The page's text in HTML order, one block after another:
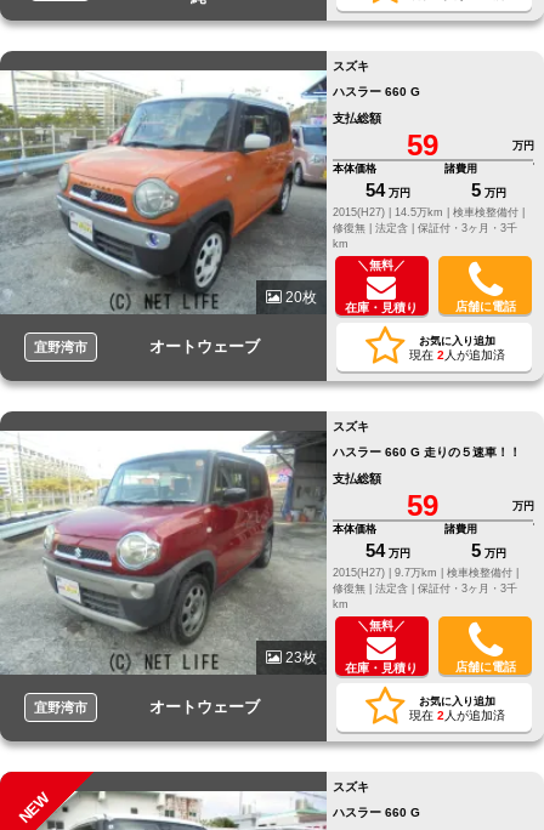
20枚
宜野湾市 オートウェーブ
スズキ
ハスラー 660 G
支払総額
59
万円
本体価格
54 万円
諸費用
5 万円
2015(H27) |
14.5万km |
検車検整備付 |
修復無 | 法定含 | 保証付・3ヶ月・3千
km
＼無料／
在庫・見積り 店舗に電話
お気に入り追加
現在 2 人が追加済
23枚
宜野湾市 オートウェーブ
スズキ
ハスラー 660 G 走りの５速車！！
支払総額
59
万円
本体価格
54 万円
諸費用
5 万円
2015(H27) |
9.7万km |
検車検整備付 |
修復無 | 法定含 | 保証付・3ヶ月・3千
km
＼無料／
在庫・見積り 店舗に電話
お気に入り追加
現在 2 人が追加済
NEW
スズキ
ハスラー 660 G